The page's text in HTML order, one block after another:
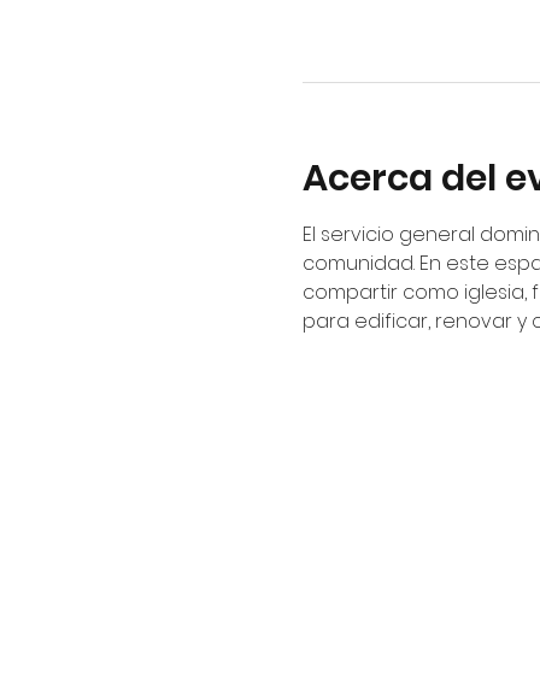
Acerca del
El servicio general
comunidad. En este
compartir como iglesia,
para edificar, renovar y